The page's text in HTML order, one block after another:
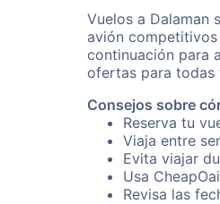
Vuelos a Dalaman
avión
continuación para
ofertas para todas
Consejos sobre
Reserva tu
Viaja entre
Evita viajar
Usa
Revisa las